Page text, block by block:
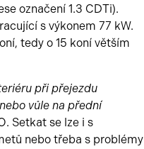
označení 1.3 CDTi).
s výkonem 77 kW.
tedy o 15 koní větším
při přejezdu
vůle na přední
Setkat se lze i s
nebo třeba s problémy